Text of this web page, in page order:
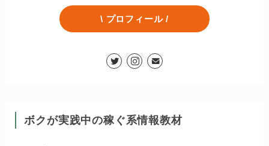
\ プロフィール /
ボクが実践中の稼ぐ系情報教材